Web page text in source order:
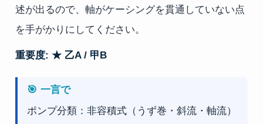
述が出るので、軸がケーシングを貫通していない点
を手がかりにしてください。
重要度: ★ 乙A / 甲B
🎯 一言で
ポンプ分類：非容積式（うず巻・斜流・軸流）